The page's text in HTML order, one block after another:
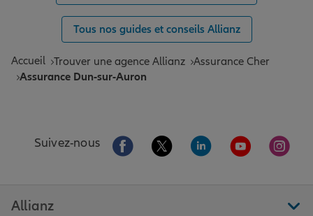
Tous nos guides et conseils Allianz
Accueil Trouver une agence Allianz Assurance Cher
Assurance Dun-sur-Auron
Suivez-nous Aller sur la page Facebook de Allianz
Aller sur la page Twitter de
Aller sur la page
Aller sur la
Aller
Allianz